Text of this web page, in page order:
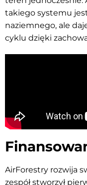
takiego systemu
naziemnego, ale
cyklu dzięki
AirForestry rozwija
zespół stworzył